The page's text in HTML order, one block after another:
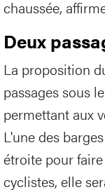
chaussée,
Deux
La proposition
passages sous
permettant aux
L'une des
étroite pour
cyclistes, elle